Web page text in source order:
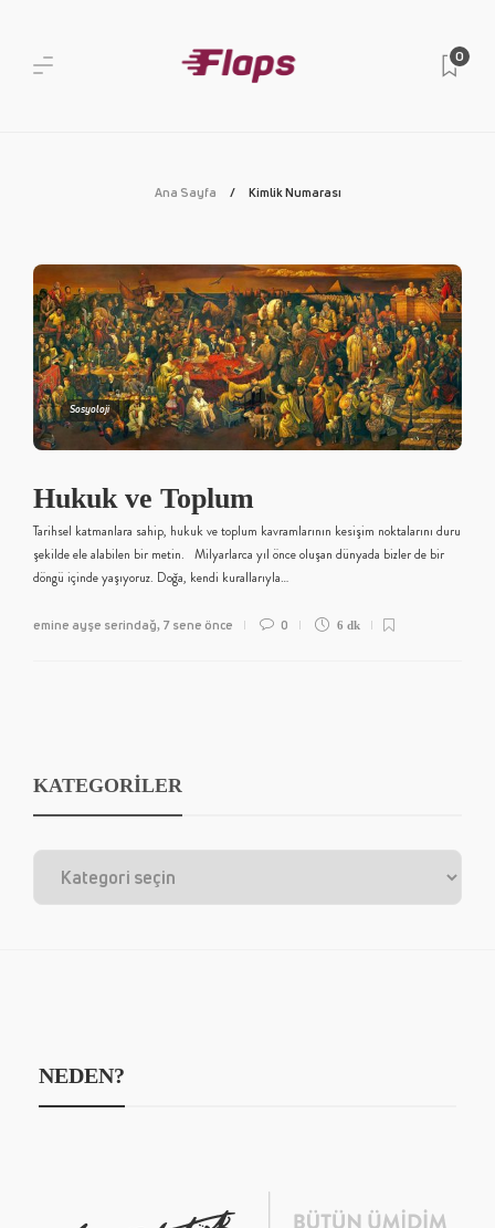
0
Ana Sayfa Kimlik Numarası
Sosyoloji
Hukuk ve Toplum
Tarihsel katmanlara sahip, hukuk ve toplum kavramlarının kesişim noktalarını duru
şekilde ele alabilen bir metin. Milyarlarca yıl önce oluşan dünyada bizler de bir
döngü içinde yaşıyoruz. Doğa, kendi kurallarıyla…
emine ayşe serindağ, 7 sene önce 0 6 dk
KATEGORİLER
NEDEN?